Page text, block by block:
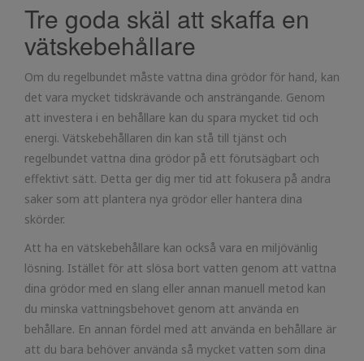
Tre goda skäl att skaffa en
vätskebehållare
Om du regelbundet måste vattna dina grödor för hand, kan
det vara mycket tidskrävande och ansträngande. Genom
att investera i en behållare kan du spara mycket tid och
energi. Vätskebehållaren din kan stå till tjänst och
regelbundet vattna dina grödor på ett förutsägbart och
effektivt sätt. Detta ger dig mer tid att fokusera på andra
saker som att plantera nya grödor eller hantera dina
skörder.
Att ha en vätskebehållare kan också vara en miljövänlig
lösning. Istället för att slösa bort vatten genom att vattna
dina grödor med en slang eller annan manuell metod kan
du minska vattningsbehovet genom att använda en
behållare. En annan fördel med att använda en behållare är
att du bara behöver använda så mycket vatten som dina